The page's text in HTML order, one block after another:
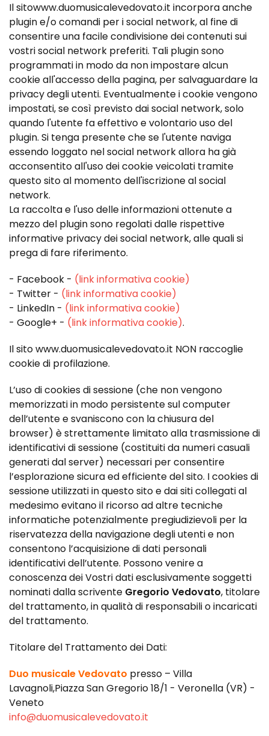
Il sitowww.duomusicalevedovato.it incorpora anche
plugin e/o comandi per i social network, al fine di
consentire una facile condivisione dei contenuti sui
vostri social network preferiti. Tali plugin sono
programmati in modo da non impostare alcun
cookie all'accesso della pagina, per salvaguardare la
privacy degli utenti. Eventualmente i cookie vengono
impostati, se così previsto dai social network, solo
quando l'utente fa effettivo e volontario uso del
plugin. Si tenga presente che se l'utente naviga
essendo loggato nel social network allora ha già
acconsentito all'uso dei cookie veicolati tramite
questo sito al momento dell'iscrizione al social
network.
La raccolta e l'uso delle informazioni ottenute a
mezzo del plugin sono regolati dalle rispettive
informative privacy dei social network, alle quali si
prega di fare riferimento.
- Facebook - (link informativa cookie)
- Twitter - (link informativa cookie)
- LinkedIn - (link informativa cookie)
- Google+ - (link informativa cookie).
Il sitowww.duomusicalevedovato.it NON raccoglie
cookie di profilazione.
L’uso di cookies di sessione (che non vengono
memorizzati in modo persistente sul computer
dell’utente e svaniscono con la chiusura del
browser) è strettamente limitato alla trasmissione di
identificativi di sessione (costituiti da numeri casuali
generati dal server) necessari per consentire
l’esplorazione sicura ed efficiente del sito. I cookies di
sessione utilizzati in questo sito e dai siti collegati al
medesimo evitano il ricorso ad altre tecniche
informatiche potenzialmente pregiudizievoli per la
riservatezza della navigazione degli utenti e non
consentono l’acquisizione di dati personali
identificativi dell’utente. Possono venire a
conoscenza dei Vostri dati esclusivamente soggetti
nominati dalla scrivente Gregorio Vedovato, titolare
del trattamento, in qualità di responsabili o incaricati
del trattamento.
Titolare del Trattamento dei Dati:
Duo musicale Vedovato presso – Villa
Lavagnoli,Piazza San Gregorio 18/1 - Veronella (VR) -
Veneto
info@duomusicalevedovato.it